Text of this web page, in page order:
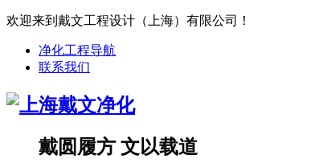
欢迎来到戴文工程设计（上海）有限公司！
净化工程导航
联系我们
戴圆履方 文以载道